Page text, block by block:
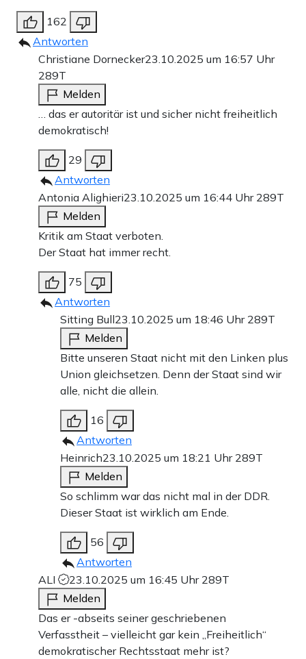
162
Antworten
Christiane Dornecker23.10.2025 um 16:57 Uhr
289T
Melden
… das er autoritär ist und sicher nicht freiheitlich
demokratisch!
29
Antworten
Antonia Alighieri23.10.2025 um 16:44 Uhr 289T
Melden
Kritik am Staat verboten.
Der Staat hat immer recht.
75
Antworten
Sitting Bull23.10.2025 um 18:46 Uhr 289T
Melden
Bitte unseren Staat nicht mit den Linken plus
Union gleichsetzen. Denn der Staat sind wir
alle, nicht die allein.
16
Antworten
Heinrich23.10.2025 um 18:21 Uhr 289T
Melden
So schlimm war das nicht mal in der DDR.
Dieser Staat ist wirklich am Ende.
56
Antworten
ALI
23.10.2025 um 16:45 Uhr 289T
Melden
Das er -abseits seiner geschriebenen
Verfasstheit – vielleicht gar kein „Freiheitlich“
demokratischer Rechtsstaat mehr ist?